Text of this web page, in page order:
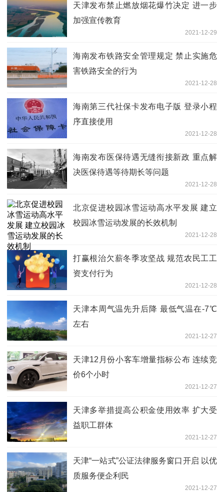
天津发布禁止燃放烟花爆竹决定 进一步
加强宣传教育
2021-12-29
海南发布铁路安全管理规定 禁止实施危
害铁路安全的行为
2021-12-28
海南第三代社保卡发布电子版 登录小程
序直接使用
2021-12-28
海南发布医保待遇无缝衔接新政 重点解
决医保待遇等待期长等问题
2021-12-28
北京促进校园冰雪运动高水平发展 建立
校园冰雪运动发展的长效机制
2021-12-28
打赢根治欠薪冬季攻坚战 规范农民工工
资支付行为
2021-12-28
天津本周气温先升后降 最低气温在-7℃
左右
2021-12-27
天津12月份小客车增量指标公布 连续竞
价6个小时
2021-12-27
天津多举措提高公积金使用效率 扩大受
益职工群体
2021-12-27
天津“一站式”公证法律服务窗口开启 以优
质服务便企利民
2021-12-27